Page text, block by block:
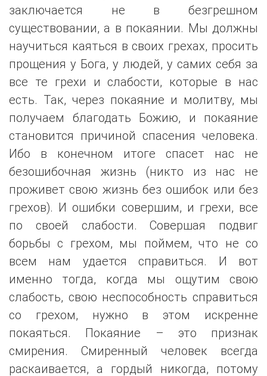
заключается не в безгрешном
существовании, а в покаянии. Мы должны
научиться каяться в своих грехах, просить
прощения у Бога, у людей, у самих себя за
все те грехи и слабости, которые в нас
есть. Так, через покаяние и молитву, мы
получаем благодать Божию, и покаяние
становится причиной спасения человека.
Ибо в конечном итоге спасет нас не
безошибочная жизнь (никто из нас не
проживет свою жизнь без ошибок или без
грехов). И ошибки совершим, и грехи, все
по своей слабости. Совершая подвиг
борьбы с грехом, мы поймем, что не со
всем нам удается справиться. И вот
именно тогда, когда мы ощутим свою
слабость, свою неспособность справиться
со грехом, нужно в этом искренне
покаяться. Покаяние – это признак
смирения. Смиренный человек всегда
раскаивается, а гордый никогда, потому